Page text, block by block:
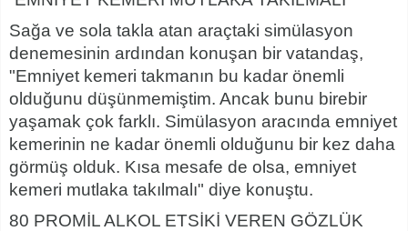
Sağa ve sola takla atan araçtaki simülasyon
denemesinin ardından konuşan bir vatandaş,
"Emniyet kemeri takmanın bu kadar önemli
olduğunu düşünmemiştim. Ancak bunu birebir
yaşamak çok farklı. Simülasyon aracında emniyet
kemerinin ne kadar önemli olduğunu bir kez daha
görmüş olduk. Kısa mesafe de olsa, emniyet
kemeri mutlaka takılmalı" diye konuştu.
80 PROMİL ALKOL ETSİKİ VEREN GÖZLÜK